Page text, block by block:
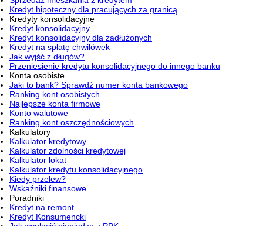
Kredyt hipoteczny dla pracujących za granicą
Kredyty konsolidacyjne
Kredyt konsolidacyjny
Kredyt konsolidacyjny dla zadłużonych
Kredyt na spłatę chwilówek
Jak wyjść z długów?
Przeniesienie kredytu konsolidacyjnego do innego banku
Konta osobiste
Jaki to bank? Sprawdź numer konta bankowego
Ranking kont osobistych
Najlepsze konta firmowe
Konto walutowe
Ranking kont oszczędnościowych
Kalkulatory
Kalkulator kredytowy
Kalkulator zdolności kredytowej
Kalkulator lokat
Kalkulator kredytu konsolidacyjnego
Kiedy przelew?
Wskaźniki finansowe
Poradniki
Kredyt na remont
Kredyt Konsumencki